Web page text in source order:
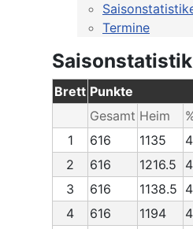
Termine
Brett Punkte
Gesamt Heim
1
616 1135
2
616 1216.5
3
616 1138.5
4
616 1194